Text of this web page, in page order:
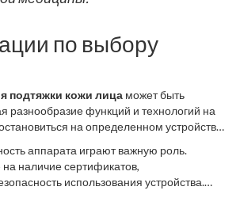
по выбору
подтяжки кожи лица может быть
разнообразие функций и технологий на
на определенном устройстве,
хотите ли вы улучшить тонус кожи,
морщин или добиться более
лифтинга? Возможно, вам важно иметь
аппарата играют важную роль.
наличие сертификатов,
использования устройства.